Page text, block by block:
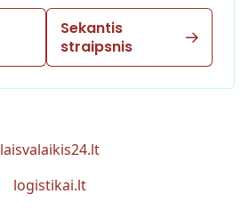
Sekantis
straipsnis
laisvalaikis24.lt
logistikai.lt